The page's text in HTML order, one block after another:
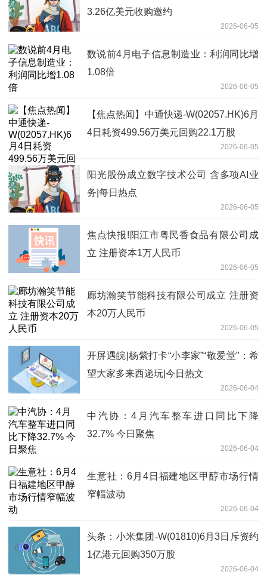
3.26亿美元收购邀约
2026-06-05
数说前4月电子信息制造业：利润同比增
1.08倍
2026-06-05
【焦点热闻】中通快递-W(02057.HK)6月
4日耗资499.56万美元回购22.1万股
2026-06-05
阳光股份成立数字技术公司 含多项AI业
务|每日热点
2026-06-05
焦点快报!阳江市粤民香食品有限公司成
立 注册资本1万人民币
2026-06-05
廊坊瀚笑节能科技有限公司成立 注册资
本20万人民币
2026-06-05
开屏遇皖|杨紫打卡“小李家”“敬爱堂”：希
望大家多来西递玩|今日热文
2026-06-04
中汽协：4月汽车整车进口同比下降
32.7% 今日聚焦
2026-06-04
生意社：6月4日福建地区甲醇市场行情
窄幅波动
2026-06-04
头条：小米集团-W(01810)6月3日斥资约
1亿港元回购350万股
2026-06-04